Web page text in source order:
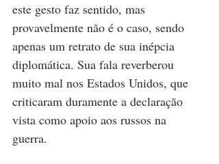
este gesto faz sentido, mas
provavelmente não é o caso, sendo
apenas um retrato de sua inépcia
diplomática. Sua fala reverberou
muito mal nos Estados Unidos, que
criticaram duramente a declaração
vista como apoio aos russos na
guerra.